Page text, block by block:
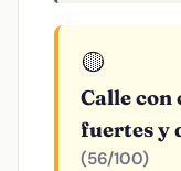
🟡
Calle
fuertes y
(56/100)